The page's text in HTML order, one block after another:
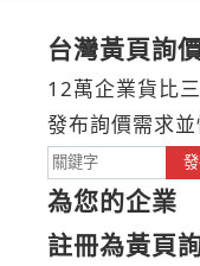
台灣黃頁詢
12萬企業貨比
發布詢價需求
為您的企業
註冊為黃頁